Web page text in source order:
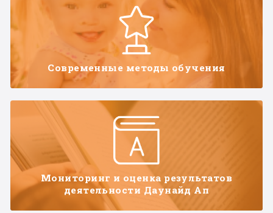
Современные методы обучения
Мониторинг и оценка результатов
деятельности Даунайд Ап